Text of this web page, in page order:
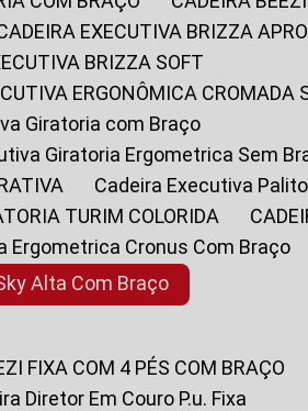
CADEIRA EXECUTIVA BRIZZA
BRIZZA SOFT
ERGONÔMICA CROMADA
Giratoria com Braço
Giratoria Ergometrica Sem
Cadeira Executiva
TURIM COLORIDA
Ergometrica Cronus Com Braço
Alta Com Braço
FIXA COM 4 PÉS COM BRAÇO
Diretor Em Couro P.u. Fixa